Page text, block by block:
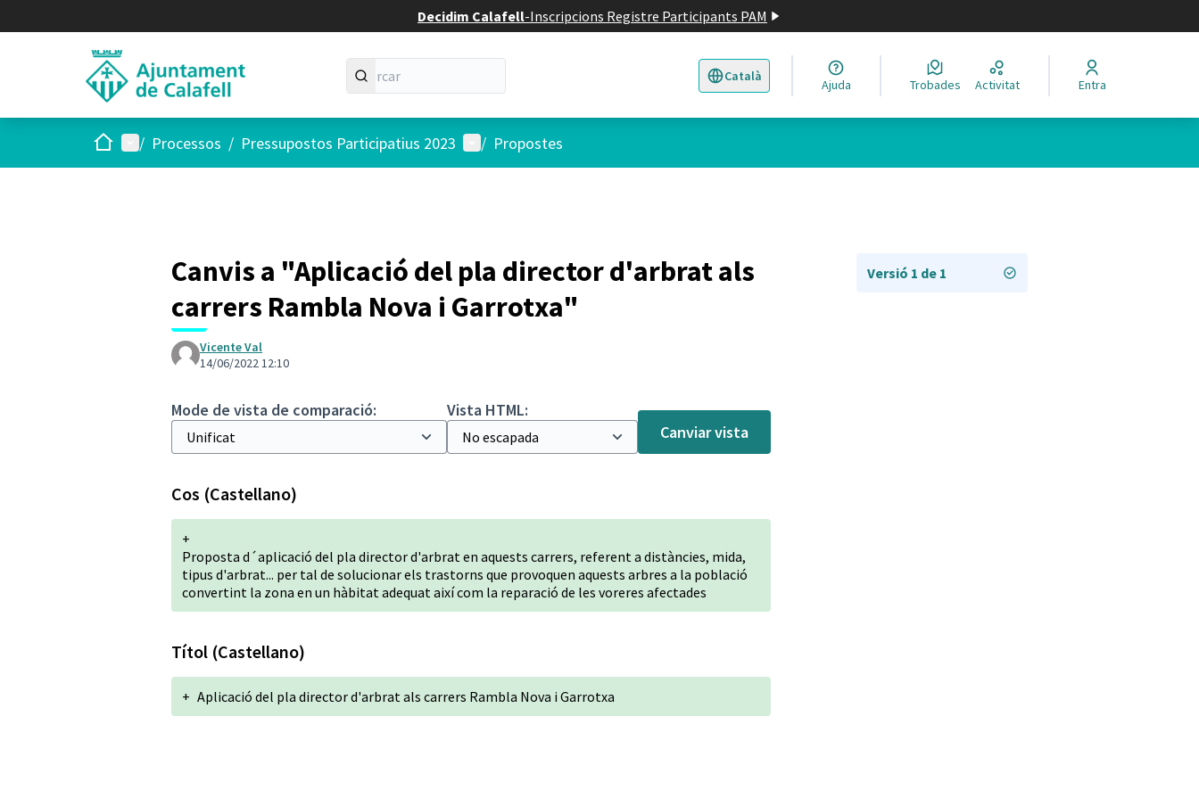
Decidim Calafell-Inscripcions Registre Participants PAM
Català
Triar la llengua Elegir el idioma
Ajuda Trobades Activitat Entra
Inici Menú principal
/ Processos / Pressupostos Participatius 2023 Menú d'usuari
/ Propostes
Canvis a "Aplicació del pla director d'arbrat als
carrers Rambla Nova i Garrotxa"
Vicente Val
14/06/2022 12:10
Mode de vista de comparació:
Vista HTML:
Canviar vista
Cos (Castellano)
+
Proposta d´aplicació del pla director d'arbrat en aquests carrers, referent a distàncies, mida,
tipus d'arbrat... per tal de solucionar els trastorns que provoquen aquests arbres a la població
convertint la zona en un hàbitat adequat així com la reparació de les voreres afectades
Títol (Castellano)
+ Aplicació del pla director d'arbrat als carrers Rambla Nova i Garrotxa
Versió 1 de 1